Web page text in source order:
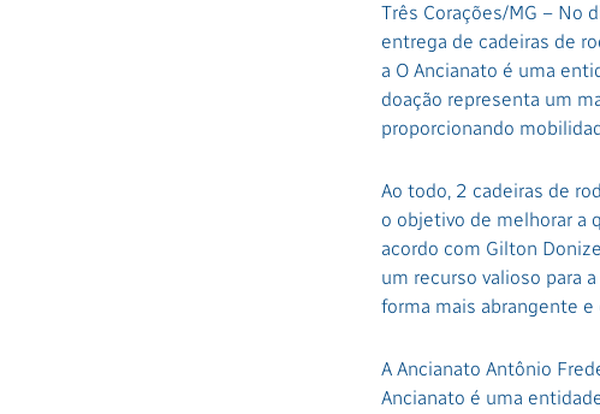
Três Corações/MG – No
entrega de cadeiras de
a O Ancianato é uma
doação representa um
proporcionando
Ao todo, 2 cadeiras de
o objetivo de melhorar a
acordo com Gilton
um recurso valioso para
forma mais abrangente
A Ancianato Antônio
Ancianato é uma